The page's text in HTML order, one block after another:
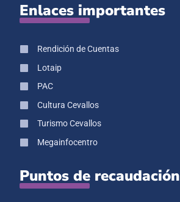
Enlaces importantes
Rendición de Cuentas
Lotaip
PAC
Cultura Cevallos
Turismo Cevallos
Megainfocentro
Puntos de recaudación